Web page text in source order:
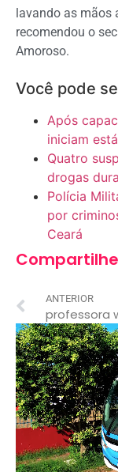
lavando as mãos
recomendou o
Amoroso.
Você pode
Após
iniciam
Quatro
drogas
Polícia
por
Ceará
ANTERIOR